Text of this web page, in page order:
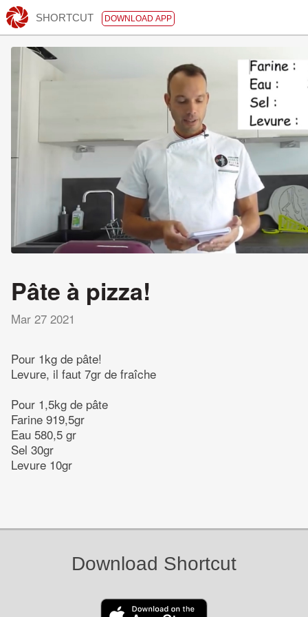
SHORTCUT DOWNLOAD APP
Pâte à pizza!
Mar 27 2021
Pour 1kg de pâte!
Levure, il faut 7gr de fraîche
Pour 1,5kg de pâte
Farine 919,5gr
Eau 580,5 gr
Sel 30gr
Levure 10gr
Download Shortcut